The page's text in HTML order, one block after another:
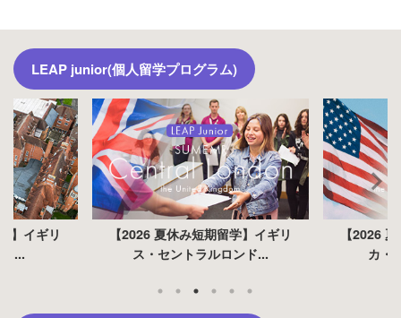
LEAP junior(個人留学プログラム)
】イギリ
- ...
【2026 夏休み短期留学】イギリ
ス・セントラルロンド...
【2026
カ・